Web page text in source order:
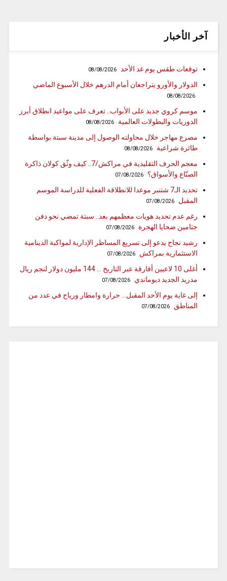
آخر الأخبار
توقعات طقس يوم غد الأحد 08/08/2026
الدولار والأورو يتراجعان أمام الدرهم خلال الأسبوع الماضي
08/08/2026
موسم كروي جديد على الأبواب.. تعرف على مواعيد انطلاق أبرز
الدوريات والبطولات العالمية
08/08/2026
مصرع مهاجر خلال محاولته الوصول إلى مدينة سبتة بواسطة
طائرة شراعية
08/08/2026
معجم الحرف التقليدية في مراكش/7.. كيف وثّق كولان ذاكرة
الصنّاع والأسواق؟
07/08/2026
تحديد الـ7 شتنبر موعدا للانطلاقة الفعلية للدراسة الموسم
المقبل
07/08/2026
رغم عدم تحديد هويات معظمهم بعد.. سبتة تمضي نحو دفن
جثامين ضحايا الهجرة
07/08/2026
رشيد نجاح يدعو إلى تسريع المساطر الإدارية لمواكبة الدينامية
الاستثمارية بمراكش
07/08/2026
أغلى 10 لاعبين أفارقة عبر التاريخ … 144 مليون دولار لنجم ريال
مدريد الجديد ديوماندي
07/08/2026
إلى غاية يوم الأحد المقبل… حرارة وامطار ورياح في عدد من
المناطق
07/08/2026